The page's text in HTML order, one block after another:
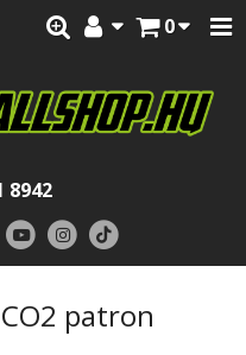
0
8942
patron